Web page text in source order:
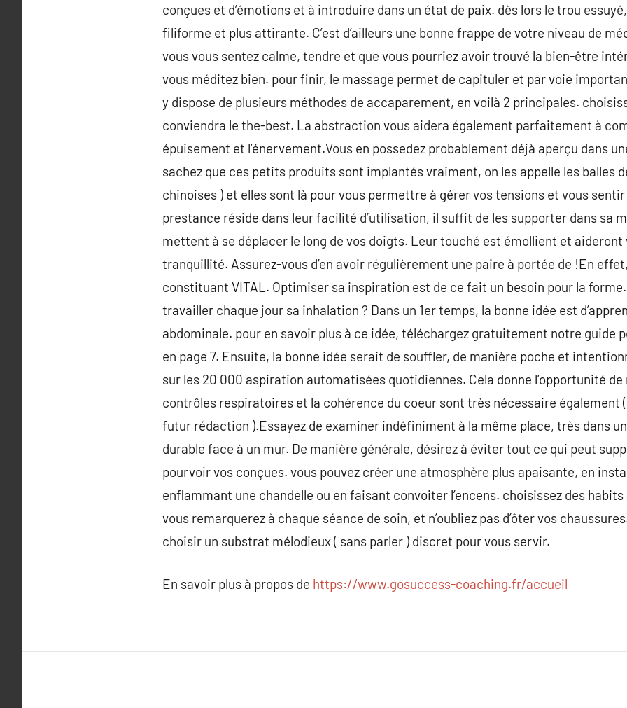
conçues et d’émotions et à introduire dans un état de paix. dès lors le trou
filiforme et plus attirante. C’est d’ailleurs une bonne frappe de votre niveau de
vous vous sentez calme, tendre et que vous pourriez avoir trouvé la bien-être
vous méditez bien. pour finir, le massage permet de capituler et par voie
y dispose de plusieurs méthodes de accaparement, en voilà 2 principales.
conviendra le the-best. La abstraction vous aidera également parfaitement à
épuisement et l’énervement.Vous en possedez probablement déjà aperçu dans
sachez que ces petits produits sont implantés vraiment, on les appelle les balles
chinoises ) et elles sont là pour vous permettre à gérer vos tensions et vous
prestance réside dans leur facilité d’utilisation, il suffit de les supporter dans sa
mettent à se déplacer le long de vos doigts. Leur touché est émollient et
tranquillité. Assurez-vous d’en avoir régulièrement une paire à portée de !En
constituant VITAL. Optimiser sa inspiration est de ce fait un besoin pour la forme.
travailler chaque jour sa inhalation ? Dans un 1er temps, la bonne idée est
abdominale. pour en savoir plus à ce idée, téléchargez gratuitement notre guide
en page 7. Ensuite, la bonne idée serait de souffler, de manière poche et
sur les 20 000 aspiration automatisées quotidiennes. Cela donne l’opportunité de
contrôles respiratoires et la cohérence du coeur sont très nécessaire également
futur rédaction ).Essayez de examiner indéfiniment à la même place, très dans
durable face à un mur. De manière générale, désirez à éviter tout ce qui peut
pourvoir vos conçues. vous pouvez créer une atmosphère plus apaisante, en
enflammant une chandelle ou en faisant convoiter l’encens. choisissez des
vous remarquerez à chaque séance de soin, et n’oubliez pas d’ôter vos
choisir un substrat mélodieux ( sans parler ) discret pour vous servir.
En savoir plus à propos de https://www.gosuccess-coaching.fr/accueil